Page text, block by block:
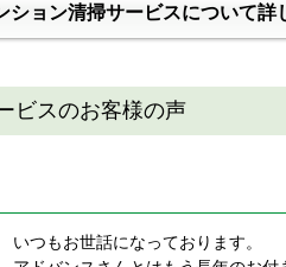
ション清掃サービスについて詳
ビスのお客様の声
いつもお世話になっております。